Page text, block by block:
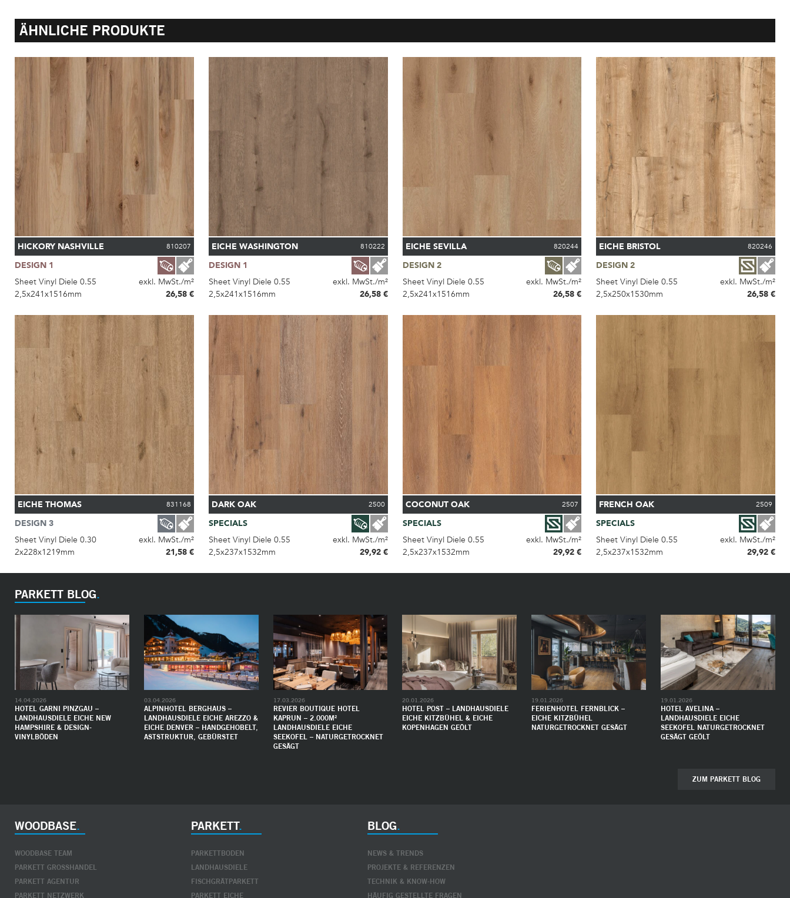
ÄHNLICHE PRODUKTE
HICKORY NASHVILLE 810207
DESIGN 1
Sheet Vinyl Diele 0.55
exkl. MwSt./m²
2,5x241x1516mm
26,58 €
EICHE WASHINGTON 810222
DESIGN 1
Sheet Vinyl Diele 0.55
exkl. MwSt./m²
2,5x241x1516mm
26,58 €
EICHE SEVILLA 820244
DESIGN 2
Sheet Vinyl Diele 0.55
exkl. MwSt./m²
2,5x241x1516mm
26,58 €
EICHE BRISTOL 820246
DESIGN 2
Sheet Vinyl Diele 0.55
exkl. MwSt./m²
2,5x250x1530mm
26,58 €
EICHE THOMAS 831168
DESIGN 3
Sheet Vinyl Diele 0.30
exkl. MwSt./m²
2x228x1219mm
21,58 €
DARK OAK 2500
SPECIALS
Sheet Vinyl Diele 0.55
exkl. MwSt./m²
2,5x237x1532mm
29,92 €
COCONUT OAK 2507
SPECIALS
Sheet Vinyl Diele 0.55
exkl. MwSt./m²
2,5x237x1532mm
29,92 €
FRENCH OAK 2509
SPECIALS
Sheet Vinyl Diele 0.55
exkl. MwSt./m²
2,5x237x1532mm
29,92 €
PARKETT BLOG
HOTEL GARNI PINZGAU –
LANDHAUSDIELE EICHE NEW
HAMPSHIRE & DESIGN-
VINYLBÖDEN
14.04.2026
ALPINHOTEL BERGHAUS –
LANDHAUSDIELE EICHE AREZZO &
EICHE DENVER – HANDGEHOBELT,
ASTSTRUKTUR, GEBÜRSTET
03.04.2026
REVIER BOUTIQUE HOTEL
KAPRUN – 2.000M²
LANDHAUSDIELE EICHE
SEEKOFEL – NATURGETROCKNET
GESÄGT
17.03.2026
HOTEL POST – LANDHAUSDIELE
EICHE KITZBÜHEL & EICHE
KOPENHAGEN GEÖLT
20.01.2026
FERIENHOTEL FERNBLICK –
EICHE KITZBÜHEL
NATURGETROCKNET GESÄGT
19.01.2026
HOTEL AVELINA –
LANDHAUSDIELE EICHE
SEEKOFEL NATURGETROCKNET
GESÄGT GEÖLT
19.01.2026
ZUM PARKETT BLOG
WOODBASE
WOODBASE TEAM
PARKETT GROSSHANDEL
PARKETT AGENTUR
PARKETT NETZWERK
PARKETT
PARKETTBODEN
LANDHAUSDIELE
FISCHGRÄTPARKETT
PARKETT EICHE
BLOG
NEWS & TRENDS
PROJEKTE & REFERENZEN
TECHNIK & KNOW-HOW
HÄUFIG GESTELLTE FRAGEN